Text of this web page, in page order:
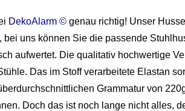
DekoAlarm © genau richtig! Unser
uns können Sie die passende
aufwertet. Die qualitativ hochwertige
Das im Stoff verarbeitete Elastan
Grammatur von
Doch das ist noch lange nicht alles,